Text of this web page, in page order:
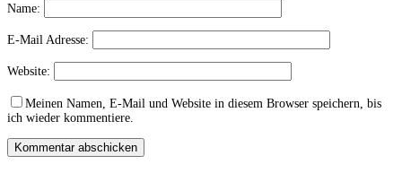
Name:
E-Mail Adresse:
Website:
Meinen Namen, E-Mail und Website in diesem Browser speichern, bis
ich wieder kommentiere.